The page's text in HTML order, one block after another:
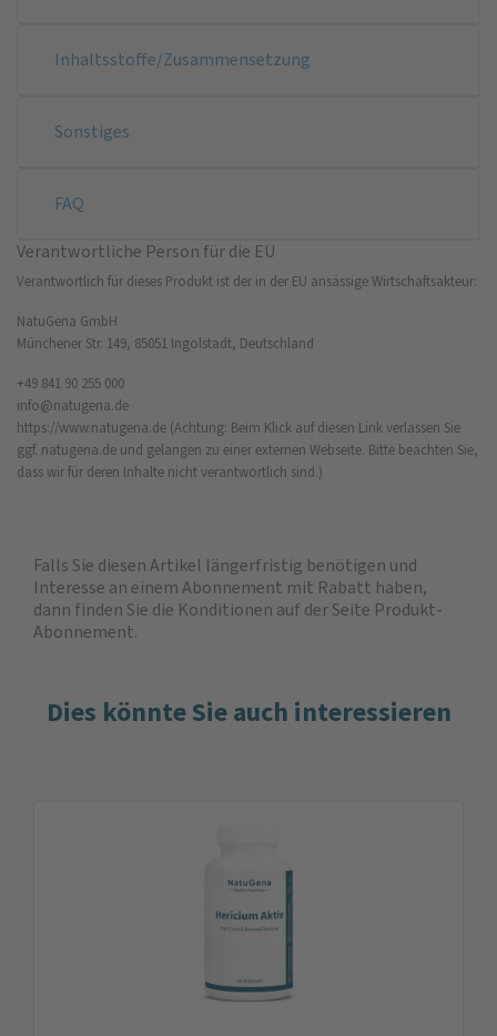
Inhaltsstoffe/Zusammensetzung
Sonstiges
FAQ
Verantwortliche Person für die EU
Verantwortlich für dieses Produkt ist der in der EU ansässige Wirtschaftsakteur:
NatuGena GmbH
Münchener Str. 149, 85051 Ingolstadt, Deutschland
+49 841 90 255 000
info@natugena.de
https://www.natugena.de (Achtung: Beim Klick auf diesen Link verlassen Sie
ggf. natugena.de und gelangen zu einer externen Webseite. Bitte beachten Sie,
dass wir für deren Inhalte nicht verantwortlich sind.)
Falls Sie diesen Artikel längerfristig benötigen und
Interesse an einem Abonnement mit Rabatt haben,
dann finden Sie die Konditionen auf der Seite Produkt-
Abonnement.
Dies könnte Sie auch interessieren